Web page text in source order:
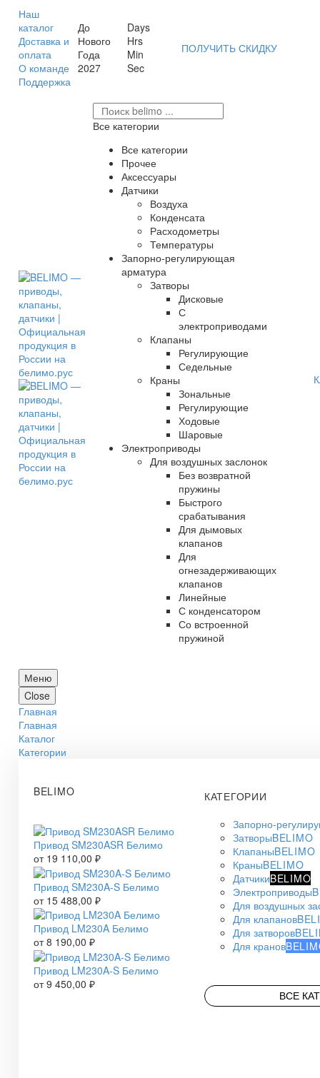
Наш
каталог
Доставка и
оплата
О команде
Поддержка
До
Нового
Года
2027
Days
Hrs
Min
Sec
ПОЛУЧИТЬ СКИДКУ
Все категории
Все категории
Прочее
Аксессуары
Датчики
Воздуха
Конденсата
Расходометры
Температуры
Запорно-регулирующая
арматура
Затворы
Дисковые
С
электроприводами
Клапаны
Регулирующие
Седельные
Краны
Зональные
Регулирующие
Ходовые
Шаровые
Электроприводы
Для воздушных заслонок
Без возвратной
пружины
Быстрого
срабатывания
Для дымовых
клапанов
Для
огнезадерживающих
клапанов
Линейные
С конденсатором
Со встроенной
пружиной
Меню
Close
Главная
Главная
Каталог
Категории
BELIMO
Привод SM230ASR Белимо
от 19 110,00 ₽
Привод SM230A-S Белимо
от 15 488,00 ₽
Привод LM230A Белимо
от8 190,00 ₽
Привод LM230A-S Белимо
от9 450,00 ₽
КАТЕГОРИИ
Запорно-
ЗатворыBELIMO
КлапаныBELIMO
КраныBELIMO
ДатчикиBELIMO
Электроприводы
Для воздушных
Для клапанов
Для затворов
Для кранов
ВСЕ